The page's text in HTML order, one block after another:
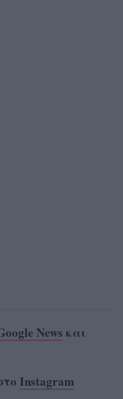
News και
Instagram